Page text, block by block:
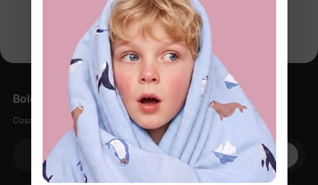
Boletín informativo
Cosas suaves, pequeños descuentos, cero spam.
Su correo electrónico